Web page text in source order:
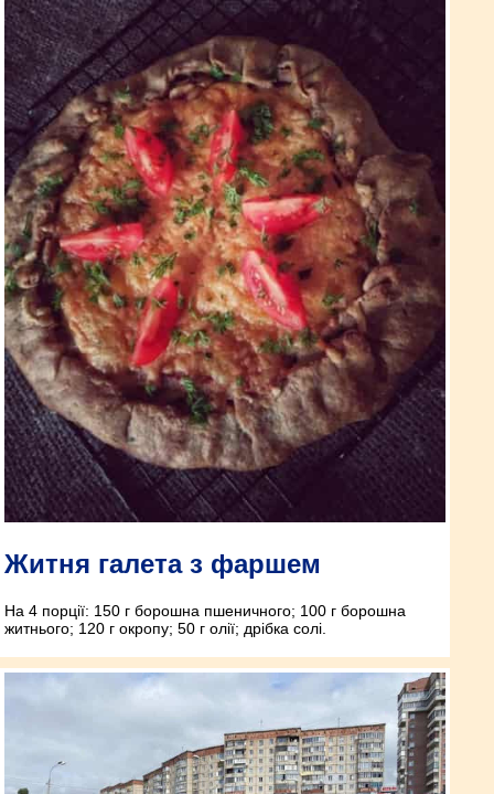
Житня галета з фаршем
На 4 порції: 150 г борошна пшеничного; 100 г борошна
житнього; 120 г окропу; 50 г олії; дрібка солі.